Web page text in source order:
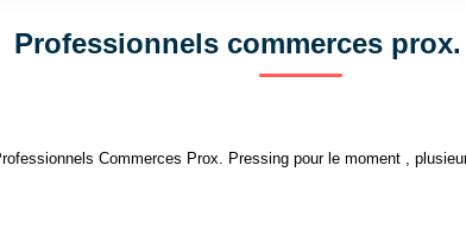
Professionnels commerces
Commerces Prox. Pressing pour le moment ,